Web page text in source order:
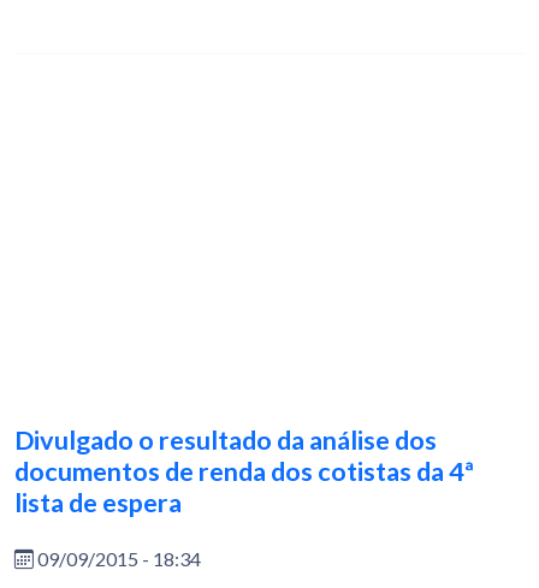
Divulgado o resultado da análise dos
documentos de renda dos cotistas da 4ª
lista de espera
09/09/2015 - 18:34